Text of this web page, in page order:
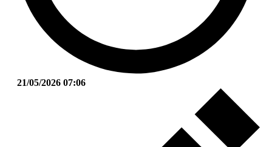
21/05/2026 07:06